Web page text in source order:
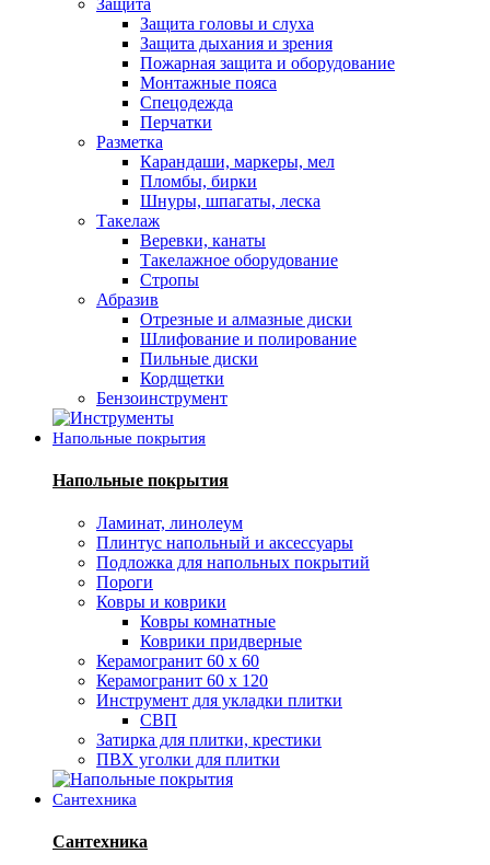
Защита головы и слуха
Защита дыхания и зрения
Пожарная защита и оборудование
Монтажные пояса
Спецодежда
Перчатки
Разметка
Карандаши, маркеры, мел
Пломбы, бирки
Шнуры, шпагаты, леска
Такелаж
Веревки, канаты
Такелажное оборудование
Стропы
Абразив
Отрезные и алмазные диски
Шлифование и полирование
Пильные диски
Кордщетки
Бензоинструмент
Напольные покрытия
Напольные покрытия
Ламинат, линолеум
Плинтус напольный и аксессуары
Подложка для напольных покрытий
Пороги
Ковры и коврики
Ковры комнатные
Коврики придверные
Керамогранит 60 х 60
Керамогранит 60 х 120
Инструмент для укладки плитки
СВП
Затирка для плитки, крестики
ПВХ уголки для плитки
Сантехника
Сантехника